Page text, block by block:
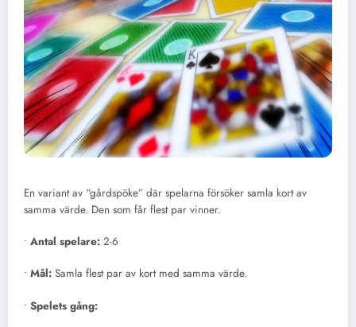
En variant av “gårdspöke” där spelarna försöker samla kort av
samma värde. Den som får flest par vinner.
• Antal spelare: 2-6
• Mål: Samla flest par av kort med samma värde.
• Spelets gång: